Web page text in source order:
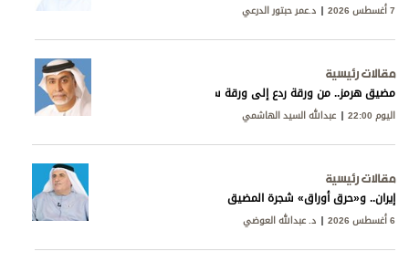
7 أغسطس 2026 د.عمر حبتور الدرعي
مقالات رئيسية
مضيق هرمز.. من ورقة ردع إلى ورقة سيادة
اليوم 22:00 عبدالله السيد الهاشمي
مقالات رئيسية
إيران.. و«حرق أوراق» شجرة المضيق
6 أغسطس 2026 د. عبدالله العوضي